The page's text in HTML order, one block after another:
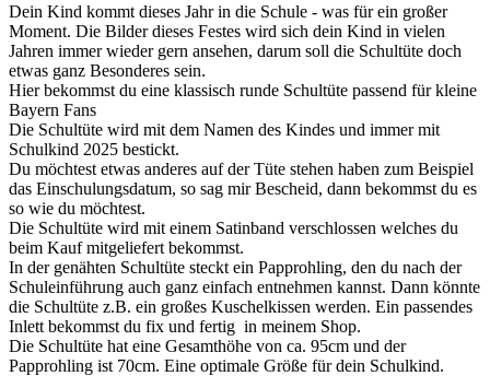
Dein Kind kommt dieses Jahr in die Schule - was für ein großer
Moment. Die Bilder dieses Festes wird sich dein Kind in vielen
Jahren immer wieder gern ansehen, darum soll die Schultüte doch
etwas ganz Besonderes sein.
Hier bekommst du eine klassisch runde Schultüte passend für kleine
Bayern Fans
Die Schultüte wird mit dem Namen des Kindes und immer mit
Schulkind 2025 bestickt.
Du möchtest etwas anderes auf der Tüte stehen haben zum Beispiel
das Einschulungsdatum, so sag mir Bescheid, dann bekommst du es
so wie du möchtest.
Die Schultüte wird mit einem Satinband verschlossen welches du
beim Kauf mitgeliefert bekommst.
In der genähten Schultüte steckt ein Papprohling, den du nach der
Schuleinführung auch ganz einfach entnehmen kannst. Dann könnte
die Schultüte z.B. ein großes Kuschelkissen werden. Ein passendes
Inlett bekommst du fix und fertig in meinem Shop.
Die Schultüte hat eine Gesamthöhe von ca. 95cm und der
Papprohling ist 70cm. Eine optimale Größe für dein Schulkind.